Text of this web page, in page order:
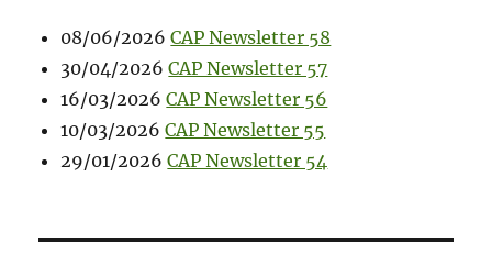
08/06/2026 CAP Newsletter 58
30/04/2026 CAP Newsletter 57
16/03/2026 CAP Newsletter 56
10/03/2026 CAP Newsletter 55
29/01/2026 CAP Newsletter 54